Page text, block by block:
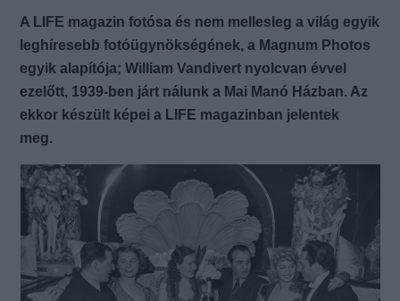
A LIFE magazin fotósa és nem mellesleg a világ egyik
leghíresebb fotóügynökségének, a Magnum Photos
egyik alapítója; William Vandivert nyolcvan évvel
ezelőtt, 1939-ben járt nálunk a Mai Manó Házban. Az
ekkor készült képei a LIFE magazinban jelentek
meg.